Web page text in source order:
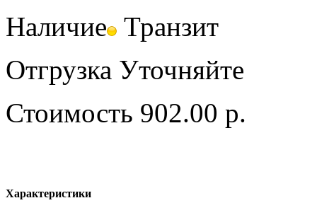
Наличие Транзит
Отгрузка Уточняйте
Стоимость 902.00 р.
Характеристики